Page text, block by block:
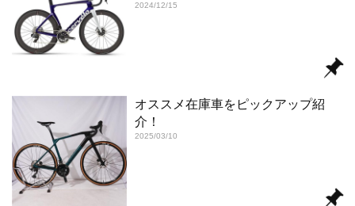
2024/12/15
オススメ在庫車をピックアップ紹
介！
2025/03/10